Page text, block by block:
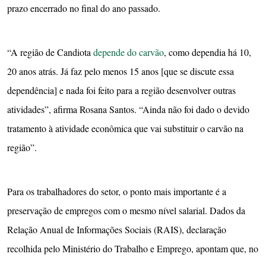
prazo encerrado no final do ano passado.
“A região de Candiota depende do carvão, como dependia há 10,
20 anos atrás. Já faz pelo menos 15 anos [que se discute essa
dependência] e nada foi feito para a região desenvolver outras
atividades”, afirma Rosana Santos. “Ainda não foi dado o devido
tratamento à atividade econômica que vai substituir o carvão na
região”.
Para os trabalhadores do setor, o ponto mais importante é a
preservação de empregos com o mesmo nível salarial. Dados da
Relação Anual de Informações Sociais (RAIS), declaração
recolhida pelo Ministério do Trabalho e Emprego, apontam que, no